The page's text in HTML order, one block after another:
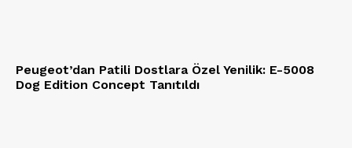
Peugeot’dan Patili Dostlara Özel Yenilik: E-5008
Dog Edition Concept Tanıtıldı